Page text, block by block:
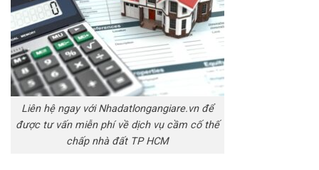
Liên hệ ngay với Nhadatlongangiare.vn để
được tư vấn miễn phí về dịch vụ cầm cố thế
chấp nhà đất TP HCM